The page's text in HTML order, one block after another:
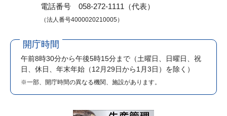
電話番号 058-272-1111（代表）
（法人番号4000020210005）
開庁時間
午前8時30分から午後5時15分まで （土曜日、日曜日、祝
日、休日、年末年始（12月29日から1月3日）を除く）
※一部、開庁時間の異なる機関、施設があります。